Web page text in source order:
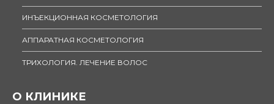
ИНЪЕКЦИОННАЯ КОСМЕТОЛОГИЯ
АППАРАТНАЯ КОСМЕТОЛОГИЯ
ТРИХОЛОГИЯ. ЛЕЧЕНИЕ ВОЛОС
О КЛИНИКЕ